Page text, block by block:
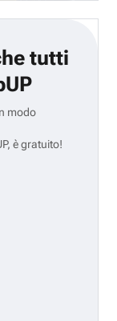
tutti
modo
è gratuito!